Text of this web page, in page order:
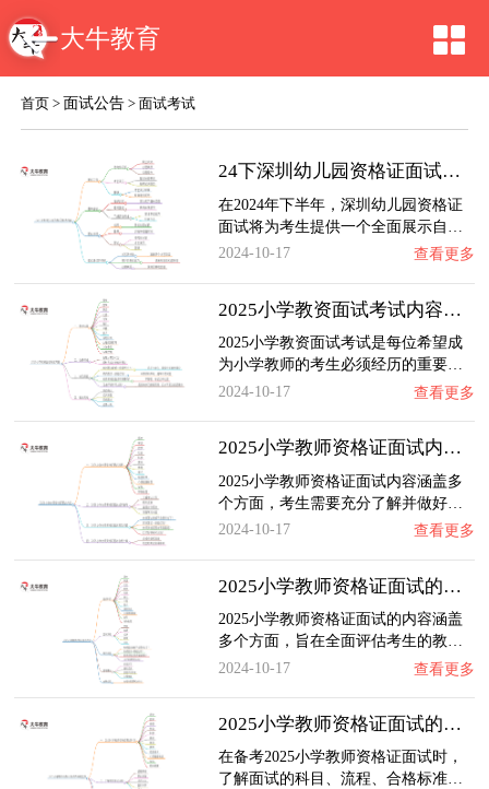
大牛教育
首页 > 面试公告 >面试考试
24下深圳幼儿园资格证面试考什么内容
在2024年下半年，深圳幼儿园资格证
面试将为考生提供一个全面展示自…
2024-10-17
查看更多
2025小学教资面试考试内容是什么？怎么考
2025小学教资面试考试是每位希望成
为小学教师的考生必须经历的重要…
2024-10-17
查看更多
2025小学教师资格证面试内容有哪些
2025小学教师资格证面试内容涵盖多
个方面，考生需要充分了解并做好…
2024-10-17
查看更多
2025小学教师资格证面试的内容包括哪些
2025小学教师资格证面试的内容涵盖
多个方面，旨在全面评估考生的教…
2024-10-17
查看更多
2025小学教师资格证面试的内容和题型（新）
在备考2025小学教师资格证面试时，
了解面试的科目、流程、合格标准…